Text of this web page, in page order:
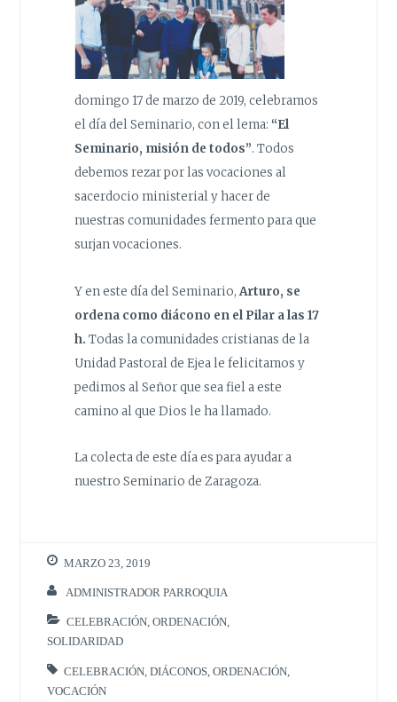
domingo 17 de marzo de 2019, celebramos
el día del Seminario, con el lema: “El
Seminario, misión de todos”. Todos
debemos rezar por las vocaciones al
sacerdocio ministerial y hacer de
nuestras comunidades fermento para que
surjan vocaciones.
Y en este día del Seminario, Arturo, se
ordena como diácono en el Pilar a las 17
h. Todas la comunidades cristianas de la
Unidad Pastoral de Ejea le felicitamos y
pedimos al Señor que sea fiel a este
camino al que Dios le ha llamado.
La colecta de este día es para ayudar a
nuestro Seminario de Zaragoza.
MARZO 23, 2019
ADMINISTRADOR PARROQUIA
CELEBRACIÓN ,ORDENACIÓN
SOLIDARIDAD
CELEBRACIÓN ,DIÁCONOS ,ORDENACIÓN
VOCACIÓN